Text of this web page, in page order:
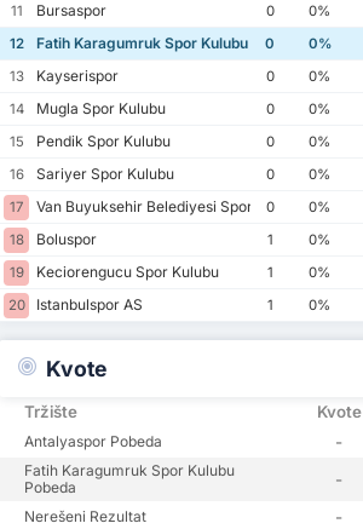
11
Bursaspor 0 0%
12
Fatih Karagumruk Spor Kulubu 0 0%
13
Kayserispor 0 0%
14
Mugla Spor Kulubu 0 0%
15
Pendik Spor Kulubu 0 0%
16
Sariyer Spor Kulubu 0 0%
17
Van Buyuksehir Belediyesi Spor Kulubu
0 0%
18
Boluspor 1 0%
19
Keciorengucu Spor Kulubu 1 0%
20
Istanbulspor AS 1 0%
Kvote
Tržište Kvote
Antalyaspor Pobeda -
Fatih Karagumruk Spor Kulubu
Pobeda
-
Nerešeni Rezultat -